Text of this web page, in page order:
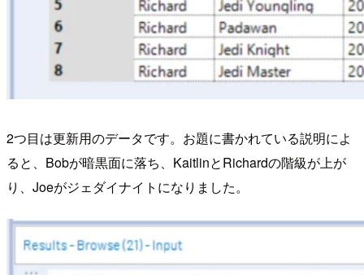
2つ目は更新用のデータです。お題に書かれている説明によ
ると、Bobが暗黒面に落ち、KaitlinとRichardの階級が上が
り、Joeがジェダイナイトになりました。